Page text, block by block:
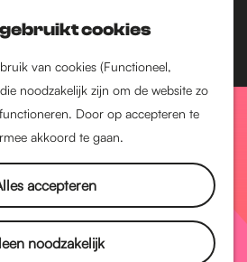
cookies
van cookies (Functioneel,
noodzakelijk zijn om de website zo
Door op accepteren te
akkoord te gaan.
accepteren
noodzakelijk
Nijmegen-Nieuw-West
Dukenburg
Lindenholt
De oudste stad van
Nederland
Historische tijdlijn
Romeinse Limes